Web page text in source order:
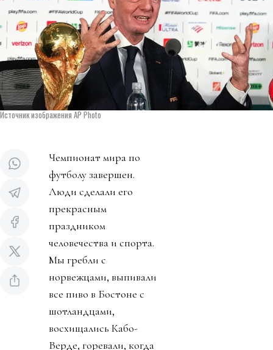
Источник изображения AP Photo
Чемпионат мира по
футболу завершен.
Люди сделали его
прекрасным
праздником
человечества и спорта.
Мы гребли с
норвежцами, выпивали
все пиво в Бостоне с
шотландцами,
восхищались Кабо-
Верде, горевали, когда